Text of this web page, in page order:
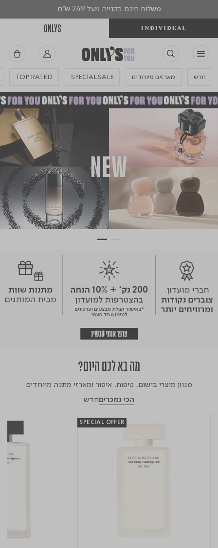
משלוח חינם בקנייה מעל 249 ש"ח
ONLYS
חדש מארזים מיוחדים SPECIAL SALE
TOP RATED
מה בא לכם היום?
מגוון מוצרי בישום, טיפוח, איפור ומארזי מתנה מיוחדים
הכי נמכריםחדש
SPECIAL OFFER